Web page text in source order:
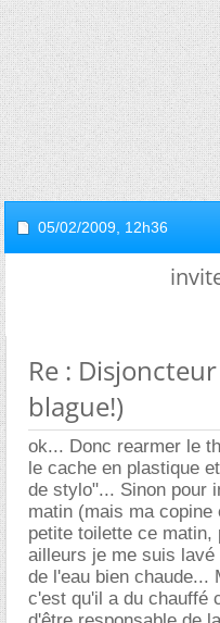
05/02/2009, 12h36
Re :
blague!)
ok... Donc rearmer le
le cache en plastique
de stylo"... Sinon pour
matin (mais ma
petite toilette ce matin,
ailleurs je me suis
de l'eau bien chaude...
c'est qu'il a du chauffé